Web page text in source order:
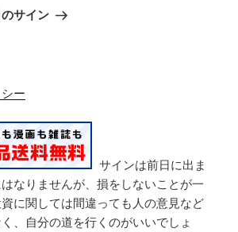
サイン
ー
サインは前日に出ま
なりませんが、損をしないことが一
に関しては間違っても人の意見など
、自分の道を行くのがいいでしょ